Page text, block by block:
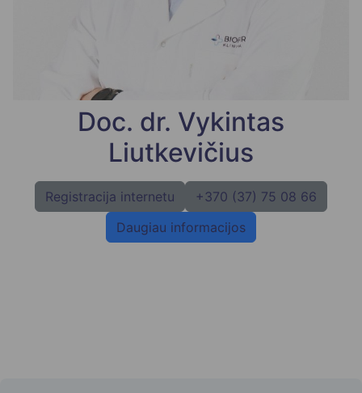
Doc. dr. Vykintas
Liutkevičius
Registracija internetu
+370 (37) 75 08 66
Daugiau informacijos